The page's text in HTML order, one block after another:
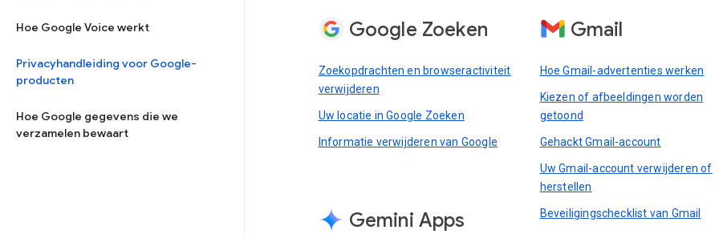
Hoe Google Voice werkt
Privacyhandleiding voor Google-
producten
Hoe Google gegevens die we
verzamelen bewaart
Google Zoeken
Zoekopdrachten en browseractiviteit
verwijderen
Uw locatie in Google Zoeken
Informatie verwijderen van Google
Gemini Apps
Gmail
Hoe Gmail-advertenties werken
Kiezen of afbeeldingen worden
getoond
Gehackt Gmail-account
Uw Gmail-account verwijderen of
herstellen
Beveiligingschecklist van Gmail